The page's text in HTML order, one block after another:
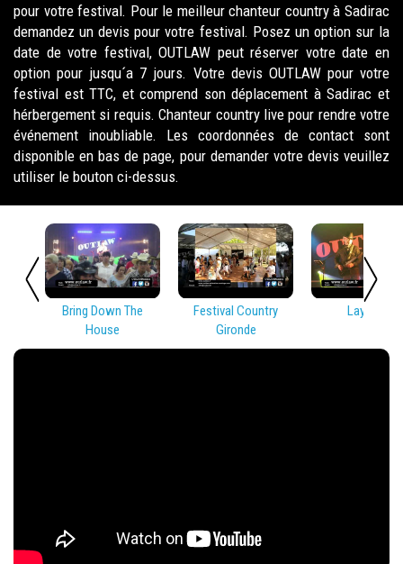
pour votre festival. Pour le meilleur chanteur country à Sadirac
demandez un devis pour votre festival. Posez un option sur la
date de votre festival, OUTLAW peut réserver votre date en
option pour jusqu´a 7 jours. Votre devis OUTLAW pour votre
festival est TTC, et comprend son déplacement à Sadirac et
hérbergement si requis. Chanteur country live pour rendre votre
événement inoubliable. Les coordonnées de contact sont
disponible en bas de page, pour demander votre devis veuillez
utiliser le bouton ci-dessus.
Bring Down The
House
Festival Country
Gironde
Lay Low